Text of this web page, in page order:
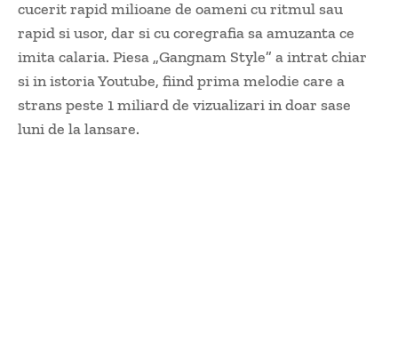
cucerit rapid milioane de oameni cu ritmul sau
rapid si usor, dar si cu coregrafia sa amuzanta ce
imita calaria. Piesa „Gangnam Style” a intrat chiar
si in istoria Youtube, fiind prima melodie care a
strans peste 1 miliard de vizualizari in doar sase
luni de la lansare.